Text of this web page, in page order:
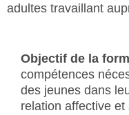
adultes travaillant
Objectif de la
compétences
des jeunes dans
relation affective et